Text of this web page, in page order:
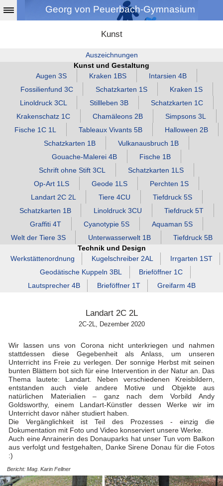
Georg von Peuerbach-Gymnasium
Kunst
Auszeichnungen
Kunst und Gestaltung
Augen 3S
Kraken 1BS
Intarsien 4B
Fossilienfund 3C
Schatzkarten 1S
Kraken 1S
Linoldruck 3CL
Stillleben 3B
Schatzkarten 1C
Krakenschatz 1C
Chamäleons 2B
Simpsons 3L
Fische 1C 1L
Tableaux Vivants 5B
Halloween 2B
Schatzkarten 1B
Vulkanausbruch 1B
Gouache‑Malerei 4B
Fische 1B
Schrift ohne Stift 3CL
Schatzkarten 1LS
Op‑Art 1LS
Geode 1LS
Perchten 1S
Landart 2C 2L
Tiere 4CU
Tiefdruck 5S
Schatzkarten 1B
Linoldruck 3CU
Tiefdruck 5T
Graffiti 4T
Cyanotypie 5S
Aquaman 5S
Welt der Tiere 3S
Unterwasserwelt 1B
Tiefdruck 5B
Technik und Design
Werkstättenordnung
Kugelschreiber 2AL
Irrgarten 1ST
Geodätische Kuppeln 3BL
Brieföffner 1C
Lautsprecher 4B
Brieföffner 1T Greifarm 4B
Landart 2C 2L
2C-2L, Dezember 2020
Wir lassen uns von Corona nicht unterkriegen und nahmen
stattdessen diese Gegebenheit als Anlass, um unseren
Unterricht ins Freie zu verlegen. Der sonnige Herbst mit seinen
bunten Blättern bot sich für eine Intervention in der Natur an. Das
Thema lautete: Landart. Neben verschiedenen Kreisbildern,
entstanden auch viele andere Motive und Objekte aus
natürlichen Materialien – ganz nach dem Vorbild Andy
Goldsworthy, einem Landart-Künstler dessen Werke wir im
Unterricht davor näher studiert haben.
Die Vergänglichkeit ist Teil des Prozesses - einzig die
Dokumentation mit Foto und Video konserviert unsere Werke.
Auch eine Anrainerin des Donauparks hat unser Tun vom Balkon
aus verfolgt und festgehalten, Danke Sirene Donau für die Fotos
:)
Bericht: Mag. Karin Fellner